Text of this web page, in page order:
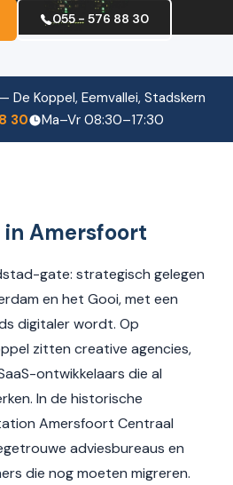
055 - 576 88 30
— De Koppel, Eemvallei, Stadskern
30
Ma–Vr 08:30–17:30
Amersfoort
gate: strategisch gelegen
en het Gooi, met een
digitaler wordt. Op
zitten creative agencies,
ontwikkelaars die al
In de historische
Amersfoort Centraal
adviesbureaus en
die nog moeten migreren.